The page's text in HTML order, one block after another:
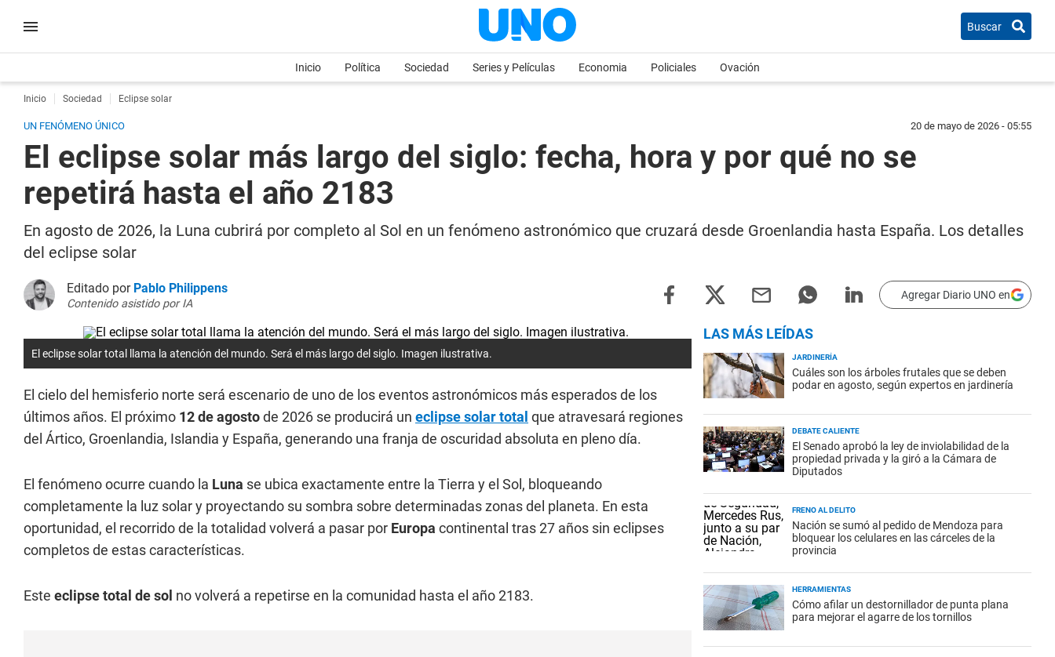
Buscar
Inicio Política Sociedad Series y Películas Economia Policiales Ovación
Inicio Sociedad Eclipse solar
UN FENÓMENO ÚNICO 20 de mayo de 2026 - 05:55
El eclipse solar más largo del siglo: fecha, hora y por qué no se
repetirá hasta el año 2183
En agosto de 2026, la Luna cubrirá por completo al Sol en un fenómeno astronómico que cruzará desde Groenlandia hasta España. Los detalles
del eclipse solar
Editado por Pablo Philippens
Contenido asistido por IA
Agregar Diario UNO en
El eclipse solar total llama la atención del mundo. Será el más largo del siglo. Imagen ilustrativa.
El cielo del hemisferio norte será escenario de uno de los eventos astronómicos más esperados de los
últimos años. El próximo 12 de agostode 2026 se producirá un eclipse solar total que atravesará regiones
del Ártico, Groenlandia, Islandia y España, generando una franja de oscuridad absoluta en pleno día.
El fenómeno ocurre cuando la Luna se ubica exactamente entre la Tierra y el Sol, bloqueando
completamente la luz solar y proyectando su sombra sobre determinadas zonas del planeta. En esta
oportunidad, el recorrido de la totalidad volverá a pasar por Europa continental tras 27 años sin eclipses
completos de estas características.
Este eclipse total de sol no volverá a repetirse en la comunidad hasta el año 2183.
LAS MÁS LEÍDAS
JARDINERÍA
Cuáles son los árboles frutales que se deben
podar en agosto, según expertos en jardinería
DEBATE CALIENTE
El Senado aprobó la ley de inviolabilidad de la
propiedad privada y la giró a la Cámara de
Diputados
FRENO AL DELITO
Nación se sumó al pedido de Mendoza para
bloquear los celulares en las cárceles de la
provincia
HERRAMIENTAS
Cómo afilar un destornillador de punta plana
para mejorar el agarre de los tornillos